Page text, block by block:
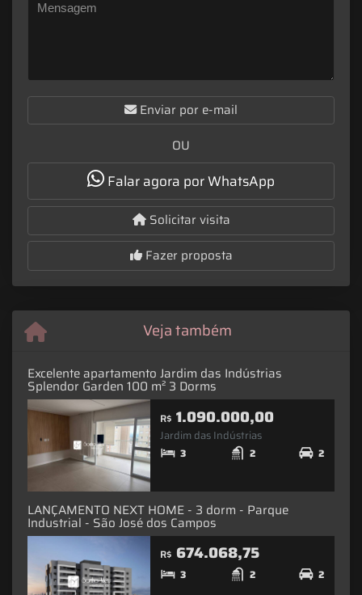
Enviar por e-mail
OU
Falar agora por WhatsApp
Solicitar visita
Fazer proposta
Veja também
Excelente apartamento Jardim das Indústrias
Splendor Garden 100 m² 3 Dorms
R$ 1.090.000,00
Jardim das Indústrias
3 2 2
LANÇAMENTO NEXT HOME - 3 dorm - Parque
Industrial - São José dos Campos
R$ 674.068,75
3 2 2